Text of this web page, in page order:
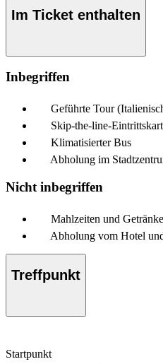
Im Ticket enthalten
Inbegriffen
Geführte Tour
Skip-the-line-
Klimatisierter Bus
Abholung im
Nicht inbegriffen
Mahlzeiten und Getränke
Abholung vom Hotel
Treffpunkt
Startpunkt